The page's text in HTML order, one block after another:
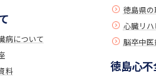
病について
料
徳島県
心臓リ
脳卒中医
徳島心不